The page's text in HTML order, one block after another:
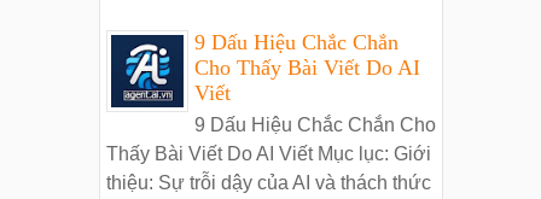
9 Dấu Hiệu Chắc Chắn
Cho Thấy Bài Viết Do AI
Viết
9 Dấu Hiệu Chắc Chắn Cho
Thấy Bài Viết Do AI Viết Mục lục: Giới
thiệu: Sự trỗi dậy của AI và thách thức